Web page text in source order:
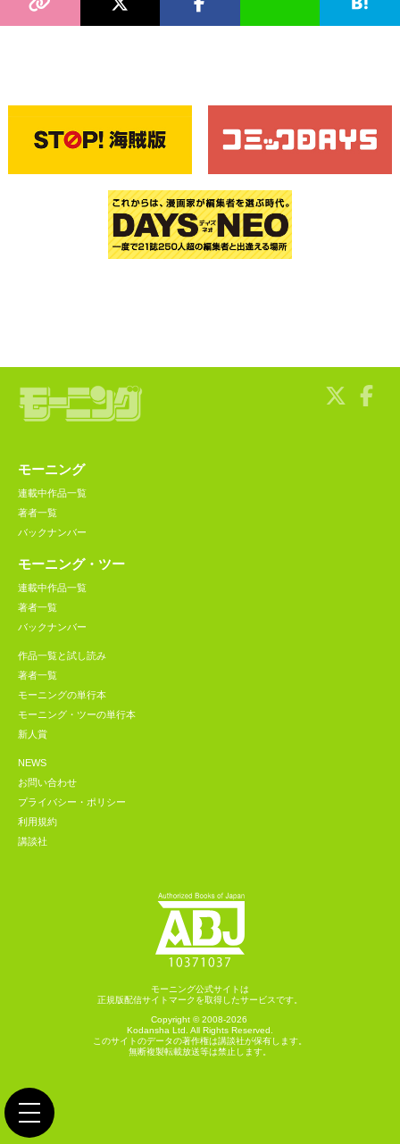
toggle navigation
モーニング
連載中作品一覧
著者一覧
バックナンバー
モーニング・ツー
連載中作品一覧
著者一覧
バックナンバー
作品一覧と試し読み
著者一覧
モーニングの単行本
モーニング・ツーの単行本
新人賞
NEWS
お問い合わせ
プライバシー・ポリシー
利用規約
講談社
モーニング公式サイトは
正規版配信サイトマークを取得したサービスです。
Copyright © 2008-2026
Kodansha Ltd. All Rights Reserved.
このサイトのデータの著作権は講談社が保有します。
無断複製転載放送等は禁止します。